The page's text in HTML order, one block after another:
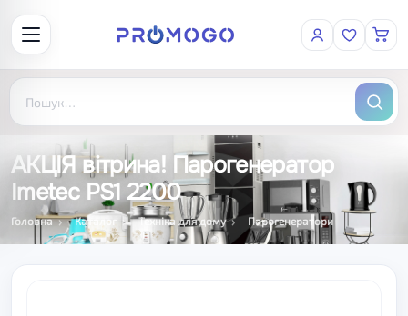
АКЦІЯ вітрина! Парогенератор
Imetec PS1 2200
Головна Каталог Техніка для дому Парогенератори